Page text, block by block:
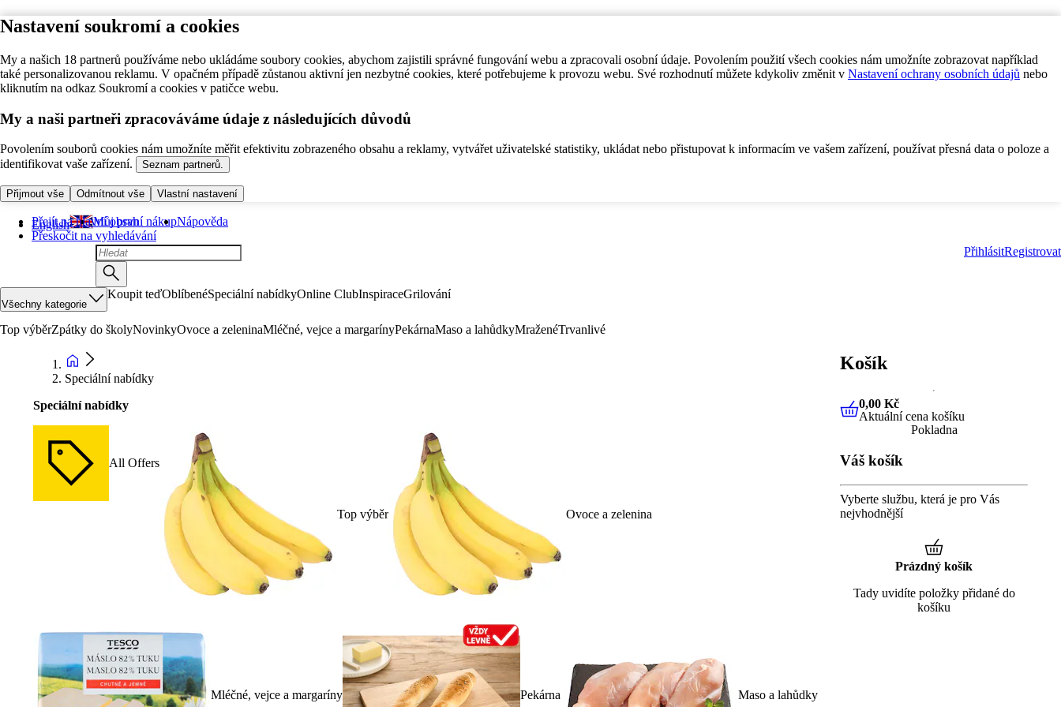
Nastavení soukromí a cookies
My a našich 18 partnerů používáme nebo ukládáme soubory cookies, abychom zajistili správné fungování webu a zpracovali osobní údaje. Povolením použití všech cookies nám umožníte zobrazovat například
také personalizovanou reklamu. V opačném případě zůstanou aktivní jen nezbytné cookies, které potřebujeme k provozu webu. Své rozhodnutí můžete kdykoliv změnit v Nastavení ochrany osobních údajů nebo
kliknutím na odkaz Soukromí a cookies v patičce webu.
My a naši partneři zpracováváme údaje z následujících důvodů
Povolením souborů cookies nám umožníte měřit efektivitu zobrazeného obsahu a reklamy, vytvářet uživatelské statistiky, ukládat nebo přistupovat k informacím ve vašem zařízení, používat přesná data o poloze a
identifikovat vaše zařízení.
Seznam partnerů.
Přijmout vše Odmítnout vše Vlastní nastavení
Přejít na hlavní obsah
Přeskočit na vyhledávání
English Můj první nákupNápověda
PřihlásitRegistrovat
Všechny kategorie
Koupit teďOblíbenéSpeciální nabídkyOnline ClubInspiraceGrilování
Top výběrZpátky do školyNovinkyOvoce a zeleninaMléčné, vejce a margarínyPekárnaMaso a lahůdkyMraženéTrvanlivé
Speciální nabídky
Speciální nabídky
All Offers
Top výběr Ovoce a zelenina
Mléčné, vejce a margaríny Pekárna Maso a lahůdky
Košík
0,00 KčAktuální cena košíku
0,00 Kč
Aktuální cena košíku
Pokladna
Váš košík
Vyberte službu, která je pro Vás
nejvhodnější
Prázdný košík
Tady uvidíte položky přidané do
košíku